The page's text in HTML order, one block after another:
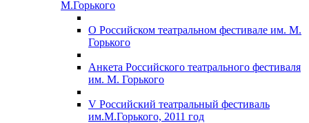
М.Горького
О Российском театральном фестивале им. М.
Горького
Анкета Российского театрального фестиваля
им. М. Горького
V Российский театральный фестиваль
им.М.Горького, 2011 год